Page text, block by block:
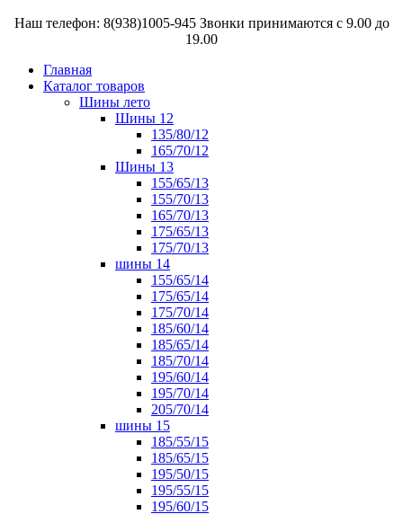
Наш телефон: 8(938)1005-945 Звонки принимаются с 9.00 до
19.00
Главная
Каталог товаров
Шины лето
Шины 12
135/80/12
165/70/12
Шины 13
155/65/13
155/70/13
165/70/13
175/65/13
175/70/13
шины 14
155/65/14
175/65/14
175/70/14
185/60/14
185/65/14
185/70/14
195/60/14
195/70/14
205/70/14
шины 15
185/55/15
185/65/15
195/50/15
195/55/15
195/60/15